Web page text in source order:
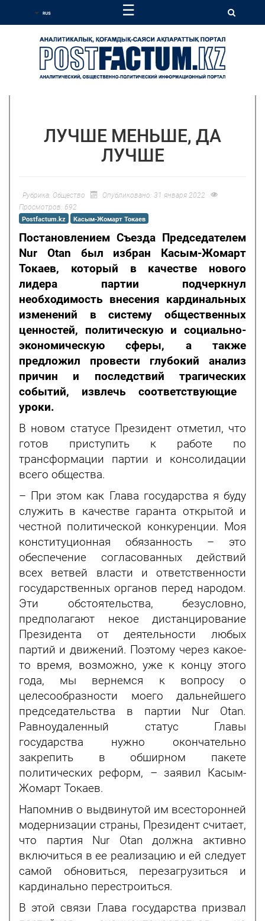
☰
ЛУЧШЕ МЕНЬШЕ, ДА
ЛУЧШЕ
Рубрика: Общество
Опубликовано: 31 января 2022
Просмотров: 692
Postfactum.kz Касым-Жомарт Токаев
Постановлением Съезда Председателем
Nur Otan был избран Касым-Жомарт
Токаев, который в качестве нового
лидера партии подчеркнул
необходимость внесения кардинальных
изменений в систему общественных
ценностей, политическую и социально-
экономическую сферы, а также
предложил провести глубокий анализ
причин и последствий трагических
событий, извлечь соответствующие
уроки.
В новом статусе Президент отметил, что
готов приступить к работе по
трансформации партии и консолидации
всего общества.
– При этом как Глава государства я буду
служить в качестве гаранта открытой и
честной политической конкуренции. Моя
конституционная обязанность – это
обеспечение согласованных действий
всех ветвей власти и ответственности
государственных органов перед народом.
Эти обстоятельства, безусловно,
предполагают некое дистанцирование
Президента от деятельности любых
партий и движений. Поэтому через какое-
то время, возможно, уже к концу этого
года, мы вернемся к вопросу о
целесообразности моего дальнейшего
председательства в партии Nur Otan.
Равноудаленный статус Главы
государства нужно окончательно
закрепить в обширном пакете
политических реформ, – заявил Касым-
Жомарт Токаев.
Напомнив о выдвинутой им всесторонней
модернизации страны, Президент считает,
что партия Nur Otan должна активно
включиться в ее реализацию и ей следует
самой обновиться, перезагрузиться и
кардинально перестроиться.
В этой связи Глава государства призвал